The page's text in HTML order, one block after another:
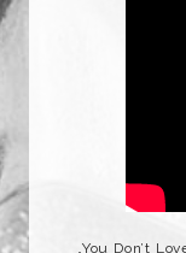
„You Don’t